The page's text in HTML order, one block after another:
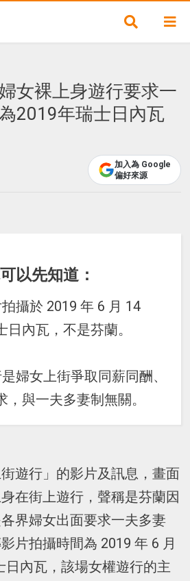
女裸上身遊行要求一
2019年瑞士日內瓦
加入為 Google
偏好來源
以先知道：
拍攝於 2019 年 6 月 14
日內瓦，不是芬蘭。
是婦女上街爭取同薪同酬、
，與一夫多妻制無關。
遊行」的影片及訊息，畫面
在街上遊行，聲稱是芬蘭因
界婦女出面要求一夫多妻
片拍攝時間為 2019 年 6 月
日內瓦，該場女權遊行的主